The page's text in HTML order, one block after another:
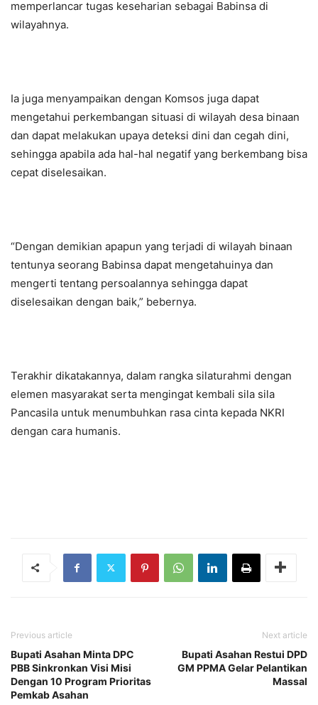
memperlancar tugas keseharian sebagai Babinsa di
wilayahnya.
Ia juga menyampaikan dengan Komsos juga dapat
mengetahui perkembangan situasi di wilayah desa binaan
dan dapat melakukan upaya deteksi dini dan cegah dini,
sehingga apabila ada hal-hal negatif yang berkembang bisa
cepat diselesaikan.
“Dengan demikian apapun yang terjadi di wilayah binaan
tentunya seorang Babinsa dapat mengetahuinya dan
mengerti tentang persoalannya sehingga dapat
diselesaikan dengan baik,” bebernya.
Terakhir dikatakannya, dalam rangka silaturahmi dengan
elemen masyarakat serta mengingat kembali sila sila
Pancasila untuk menumbuhkan rasa cinta kepada NKRI
dengan cara humanis.
Previous article
Bupati Asahan Minta DPC
PBB Sinkronkan Visi Misi
Dengan 10 Program Prioritas
Pemkab Asahan
Next article
Bupati Asahan Restui DPD
GM PPMA Gelar Pelantikan
Massal